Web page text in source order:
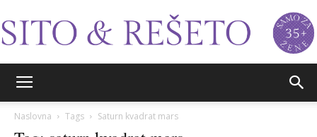
Naslovna Tags Saturn kvadrat mars